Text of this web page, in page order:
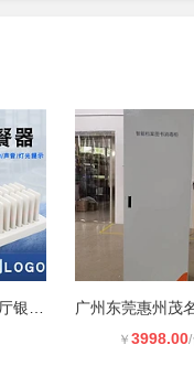
￥ 3998.00/